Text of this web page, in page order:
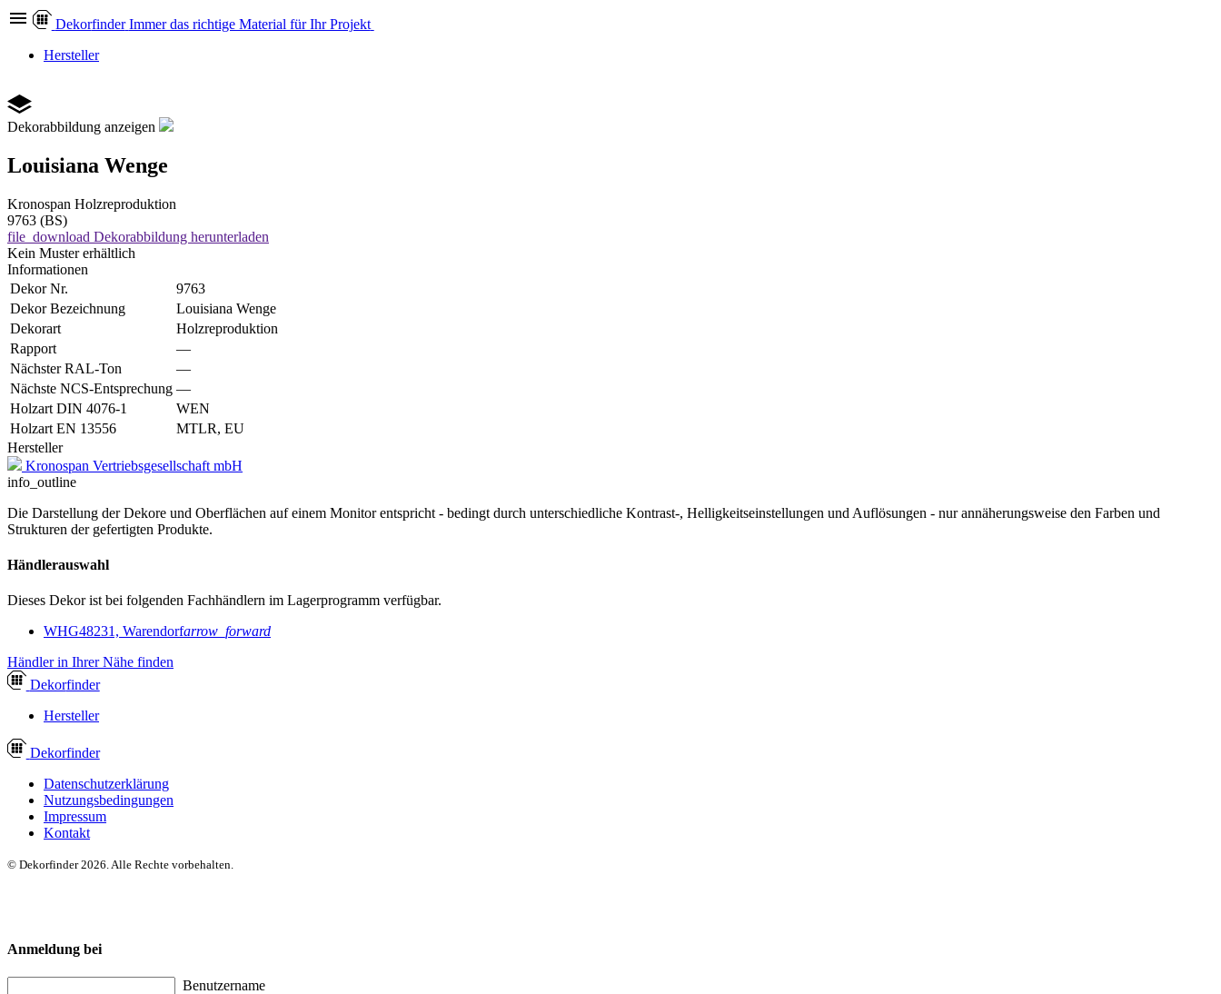
Dekorfinder Immer das richtige Material für Ihr Projekt
Hersteller
Dekorabbildung anzeigen
Louisiana Wenge
Kronospan Holzreproduktion
9763 (BS)
file_download Dekorabbildung herunterladen
Kein Muster erhältlich
Informationen
Dekor Nr.
9763
Dekor Bezeichnung
Louisiana Wenge
Dekorart
Holzreproduktion
Rapport
—
Nächster RAL-Ton
—
Nächste NCS-Entsprechung —
Holzart DIN 4076-1
WEN
Holzart EN 13556
MTLR, EU
Hersteller
Kronospan Vertriebsgesellschaft mbH
info_outline
Die Darstellung der Dekore und Oberflächen auf einem Monitor entspricht - bedingt durch unterschiedliche Kontrast-, Helligkeitseinstellungen und Auflösungen - nur annäherungsweise den Farben und
Strukturen der gefertigten Produkte.
Händlerauswahl
Dieses Dekor ist bei folgenden Fachhändlern im Lagerprogramm verfügbar.
WHG48231, Warendorfarrow_forward
Händler in Ihrer Nähe finden
Dekorfinder
Hersteller
Dekorfinder
Datenschutzerklärung
Nutzungsbedingungen
Impressum
Kontakt
© Dekorfinder 2026. Alle Rechte vorbehalten.
Anmeldung bei
Benutzername